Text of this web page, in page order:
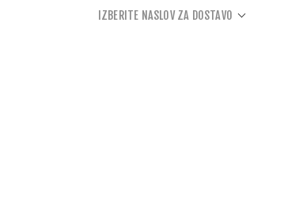
IZBERITE NASLOV ZA DOSTAVO